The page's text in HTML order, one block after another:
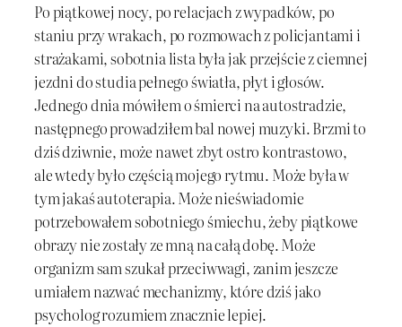
Po piątkowej nocy, po relacjach z wypadków, po
staniu przy wrakach, po rozmowach z policjantami i
strażakami, sobotnia lista była jak przejście z ciemnej
jezdni do studia pełnego światła, płyt i głosów.
Jednego dnia mówiłem o śmierci na autostradzie,
następnego prowadziłem bal nowej muzyki. Brzmi to
dziś dziwnie, może nawet zbyt ostro kontrastowo,
ale wtedy było częścią mojego rytmu. Może była w
tym jakaś autoterapia. Może nieświadomie
potrzebowałem sobotniego śmiechu, żeby piątkowe
obrazy nie zostały ze mną na całą dobę. Może
organizm sam szukał przeciwwagi, zanim jeszcze
umiałem nazwać mechanizmy, które dziś jako
psycholog rozumiem znacznie lepiej.